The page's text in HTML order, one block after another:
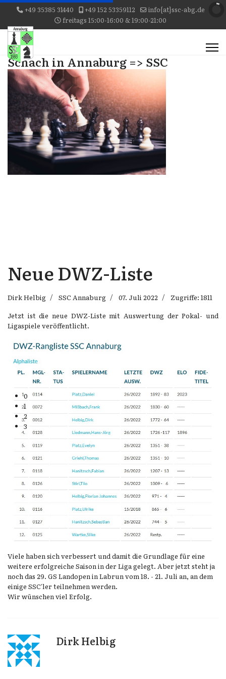
+49 35385 31440 +49 152 53359112
info{at}ssc-abg.de
freitags 15:00-16:00 & 19:00-21:00
Schach in Annaburg => SSC
Schach bereichert den Menschen in kulturvoller Hinsicht, erweitert seinen
Horizont und fördert die Entwicklung freundschaftlicher Beziehungen
zwischen den Menschen.
Paul Keres
0
1
2
3
Neue DWZ-Liste
Dirk Helbig SSC Annaburg 07. Juli 2022
Zugriffe: 1811
Jetzt ist die neue DWZ-Liste mit Auswertung der Pokal- und
Ligaspiele veröffentlicht.
Viele haben sich verbessert und damit die Grundlage für eine
weitere erfolgreiche Saison in der Liga gelegt. Aber jetzt steht ja
noch das 29. GS Landopen in Labrun vom 18. - 21. Juli an, an dem
einige SSC'ler teilnehmen werden.
Wir wünschen viel Erfolg.
Dirk Helbig